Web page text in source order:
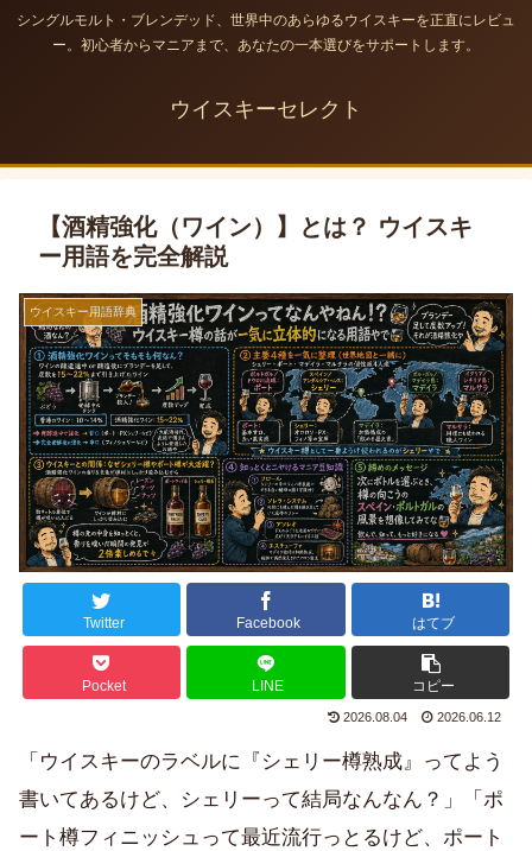
シングルモルト・ブレンデッド、世界中のあらゆるウイスキーを正直にレビュ
ー。初心者からマニアまで、あなたの一本選びをサポートします。
ウイスキーセレクト
【酒精強化（ワイン）】とは？ ウイスキ
ー用語を完全解説
ウイスキー用語辞典
Twitter Facebook はてブ
Pocket LINE コピー
2026.08.04 2026.06.12
「ウイスキーのラベルに『シェリー樽熟成』ってよう
書いてあるけど、シェリーって結局なんなん？」「ポ
ート樽フィニッシュって最近流行っとるけど、ポート